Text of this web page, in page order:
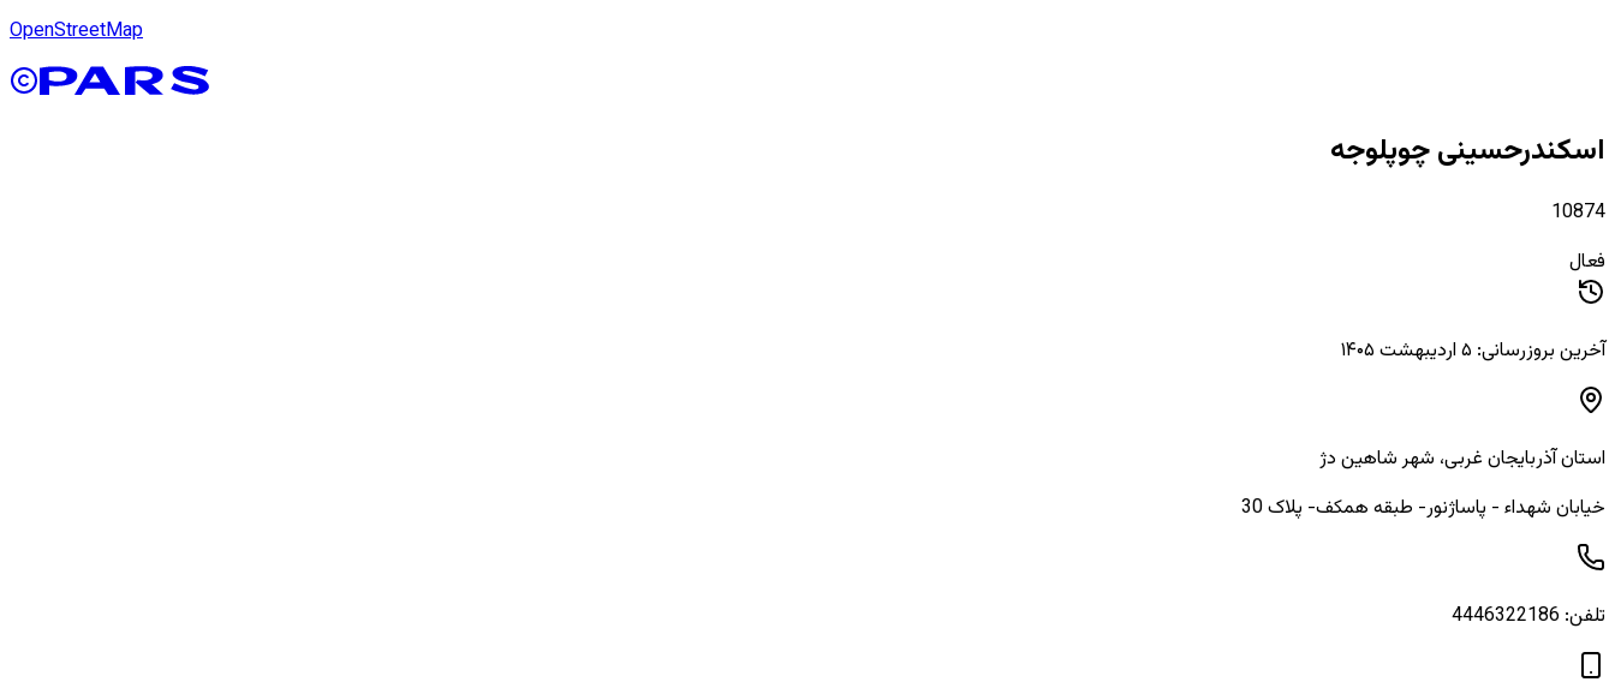
OpenStreetMap
اسکندرحسینی چوپلوجه
10874
فعال
آخرین بروزرسانی: ۵ اردیبهشت ۱۴۰۵
استانآذربایجان غربی، شهرشاهین دژ
خیابان شهداء - پاساژنور- طبقه همکف- پلاک 30
تلفن: 4446322186